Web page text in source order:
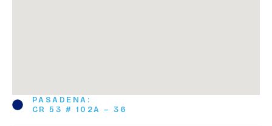
PASADENA:
CR 53 # 102A – 36